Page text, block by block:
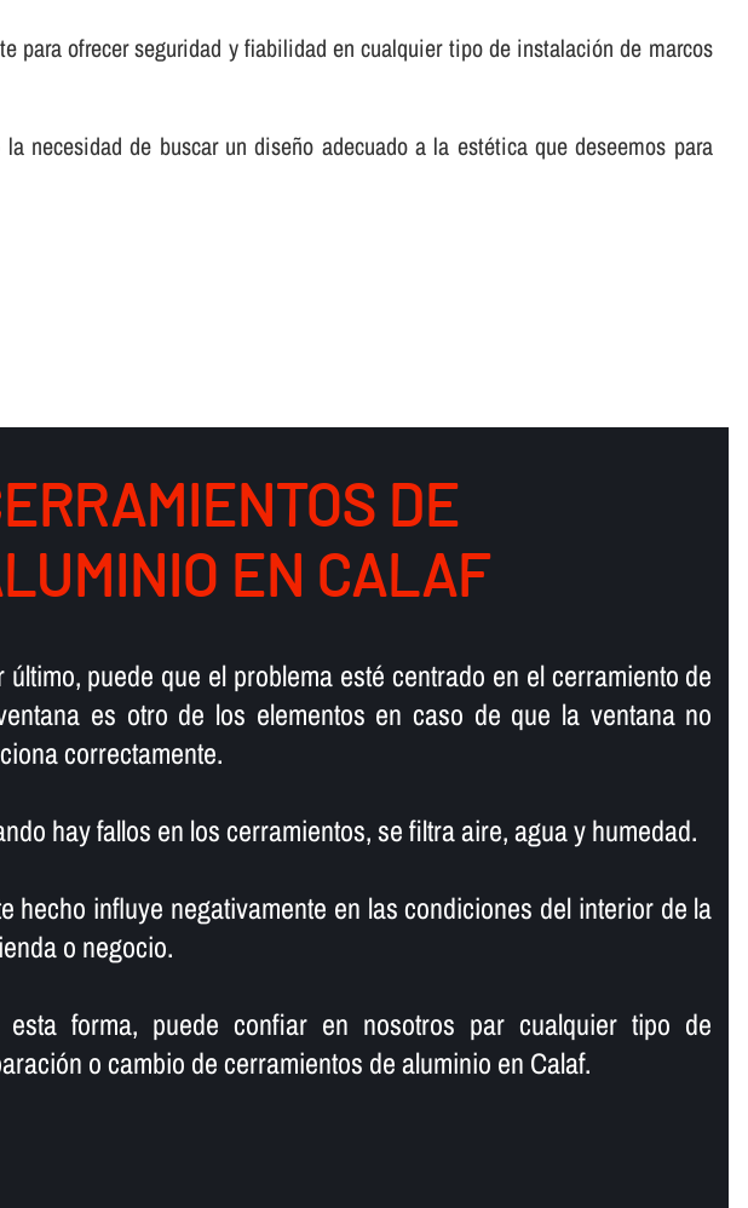
ofrecer seguridad y fiabilidad en cualquier tipo de instalación de marcos
necesidad de buscar un diseño adecuado a la estética que deseemos para
DE
EN CALAF
último, puede que el problema esté centrado en el cerramiento de
es otro de los elementos en caso de que la ventana no
correctamente.
hay fallos en los cerramientos, se filtra aire, agua y humedad.
hecho influye negativamente en las condiciones del interior de la
o negocio.
esta forma, puede confiar en nosotros par cualquier tipo de
o cambio de cerramientos de aluminio en Calaf.